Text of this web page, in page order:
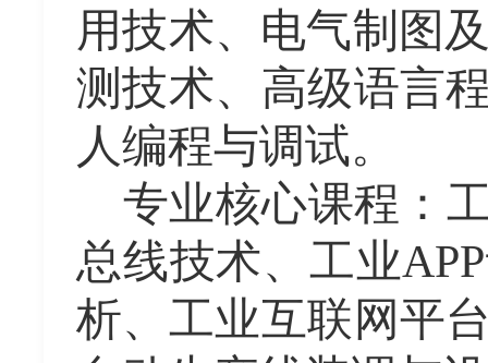
用技术、电气制图
测技术、高级语言
人编程与调试。
专业核心课程：
总线技术、工业
析、工业互联网平